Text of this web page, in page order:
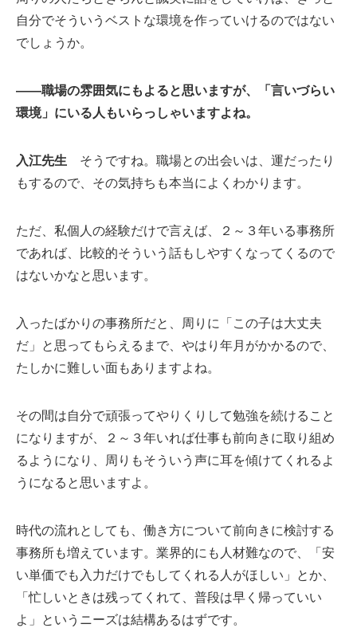
自分でそういうベストな環境を作っていけるのではない
でしょうか。
――職場の雰囲気にもよると思いますが、「言いづらい
環境」にいる人もいらっしゃいますよね。
入江先生 そうですね。職場との出会いは、運だったり
もするので、その気持ちも本当によくわかります。
ただ、私個人の経験だけで言えば、２～３年いる事務所
であれば、比較的そういう話もしやすくなってくるので
はないかなと思います。
入ったばかりの事務所だと、周りに「この子は大丈夫
だ」と思ってもらえるまで、やはり年月がかかるので、
たしかに難しい面もありますよね。
その間は自分で頑張ってやりくりして勉強を続けること
になりますが、２～３年いれば仕事も前向きに取り組め
るようになり、周りもそういう声に耳を傾けてくれるよ
うになると思いますよ。
時代の流れとしても、働き方について前向きに検討する
事務所も増えています。業界的にも人材難なので、「安
い単価でも入力だけでもしてくれる人がほしい」とか、
「忙しいときは残ってくれて、普段は早く帰っていい
よ」というニーズは結構あるはずです。